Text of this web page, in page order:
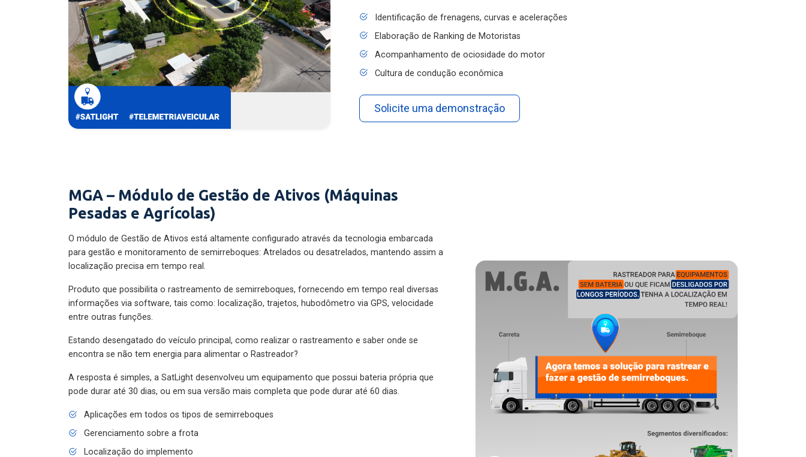
Identificação de frenagens, curvas e acelerações
Elaboração de Ranking de Motoristas
Acompanhamento de ociosidade do motor
Cultura de condução econômica
Solicite uma demonstração
MGA – Módulo de Gestão de Ativos (Máquinas
Pesadas e Agrícolas)
O módulo de Gestão de Ativos está altamente configurado através da tecnologia embarcada
para gestão e monitoramento de semirreboques: Atrelados ou desatrelados, mantendo assim a
localização precisa em tempo real.
Produto que possibilita o rastreamento de semirreboques, fornecendo em tempo real diversas
informações via software, tais como: localização, trajetos, hubodômetro via GPS, velocidade
entre outras funções.
Estando desengatado do veículo principal, como realizar o rastreamento e saber onde se
encontra se não tem energia para alimentar o Rastreador?
A resposta é simples, a SatLight desenvolveu um equipamento que possui bateria própria que
pode durar até 30 dias, ou em sua versão mais completa que pode durar até 60 dias.
Aplicações em todos os tipos de semirreboques
Gerenciamento sobre a frota
Localização do implemento